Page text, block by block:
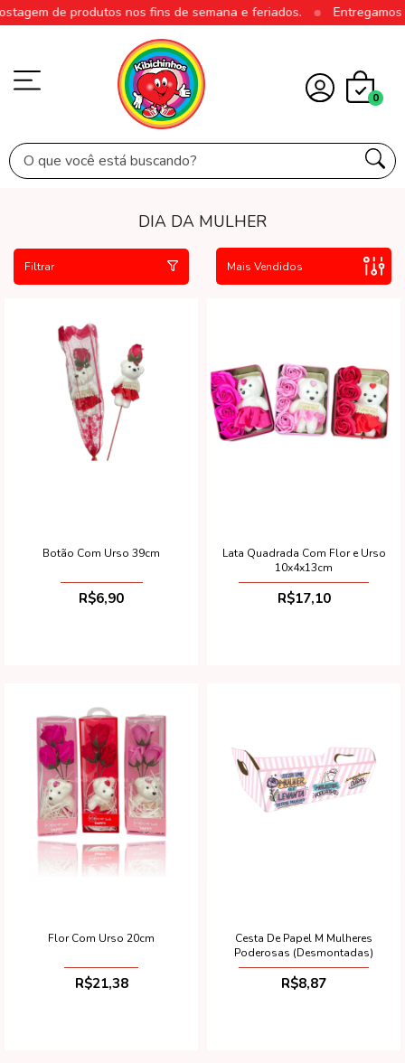
produtos nos fins de semana e feriados. Entregamos em
0
DIA DA MULHER
Filtrar
Botão Com Urso 39cm
R$6,90
Lata Quadrada Com Flor e Urso
10x4x13cm
R$17,10
Flor Com Urso 20cm
R$21,38
Cesta De Papel M Mulheres
Poderosas (Desmontadas)
R$8,87